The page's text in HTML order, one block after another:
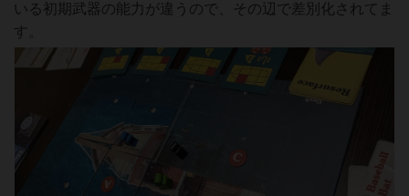
いる初期武器の能力が違うので、その辺で差別化されてま
す。